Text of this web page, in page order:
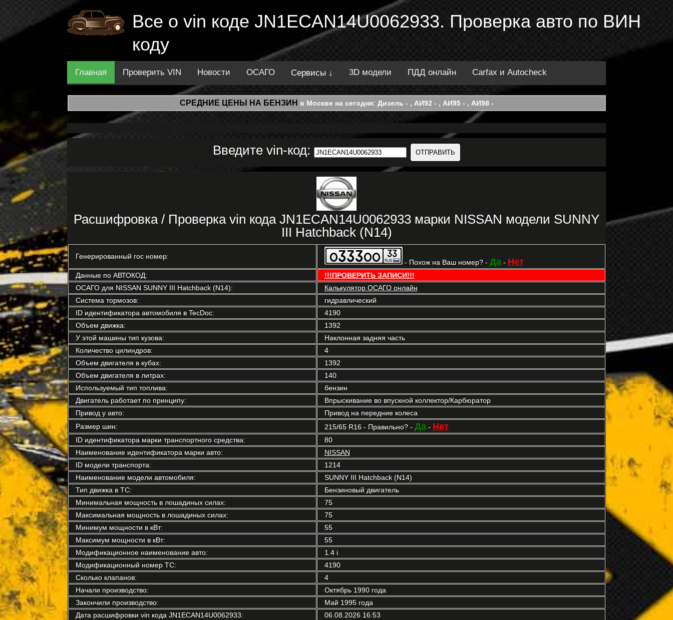
Все о vin коде JN1ECAN14U0062933. Проверка авто по ВИН
коду
Главная Проверить VIN Новости ОСАГО Сервисы ↓ 3D модели ПДД онлайн Carfax и Autocheck
СРЕДНИЕ ЦЕНЫ НА БЕНЗИН в Москве на сегодня: Дизель - , АИ92 - , АИ95 - , АИ98 -
Введите vin-код:
Расшифровка / Проверка vin кода JN1ECAN14U0062933 марки NISSAN модели SUNNY
III Hatchback (N14)
Генерированный гос номер:
- Похож на Ваш номер? - Да- Нет
Данные по АВТОКОД:
!!!ПРОВЕРИТЬ ЗАПИСИ!!!
ОСАГО для NISSAN SUNNY III Hatchback (N14):
Калькулятор ОСАГО онлайн
Система тормозов:
гидравлический
ID идентификатора автомобиля в TecDoc:
4190
Объем движка:
1392
У этой машины тип кузова:
Наклонная задняя часть
Количество цилиндров:
4
Объем двигателя в кубах:
1392
Объем двигателя в литрах:
140
Используемый тип топлива:
бензин
Двигатель работает по принципу:
Впрыскивание во впускной коллектор/Карбюратор
Привод у авто:
Привод на передние колеса
Размер шин:
215/65 R16 - Правильно? - Да- Нет
ID идентификатора марки транспортного средства:
80
Наименование идентификатора марки авто:
NISSAN
ID модели транспорта:
1214
Наименование модели автомобиля:
SUNNY III Hatchback (N14)
Тип движка в ТС:
Бензиновый двигатель
Минимальная мощность в лошадиных силах:
75
Максимальная мощность в лошадиных силах:
75
Минимум мощности в кВт:
55
Максимум мощности в кВт:
55
Модификационное наименование авто:
1.4 i
Модификационный номер ТС:
4190
Сколько клапанов:
4
Начали производство:
Октябрь 1990 года
Закончили производство:
Май 1995 года
Дата расшифровки vin кода JN1ECAN14U0062933:
06.08.2026 16:53